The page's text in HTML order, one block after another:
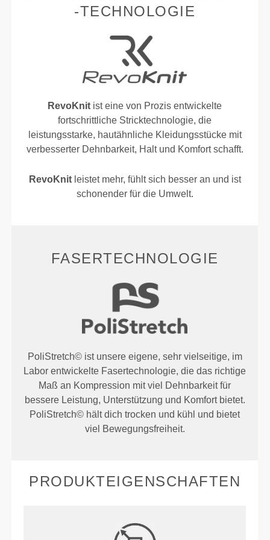
-TECHNOLOGIE
RevoKnit ist eine von Prozis entwickelte
fortschrittliche Stricktechnologie, die
leistungsstarke, hautähnliche Kleidungsstücke mit
verbesserter Dehnbarkeit, Halt und Komfort schafft.
RevoKnitleistet mehr, fühlt sich besser an und ist
schonender für die Umwelt.
FASERTECHNOLOGIE
PoliStretch© ist unsere eigene, sehr vielseitige, im
Labor entwickelte Fasertechnologie, die das richtige
Maß an Kompression mit viel Dehnbarkeit für
bessere Leistung, Unterstützung und Komfort bietet.
PoliStretch© hält dich trocken und kühl und bietet
viel Bewegungsfreiheit.
PRODUKTEIGENSCHAFTEN